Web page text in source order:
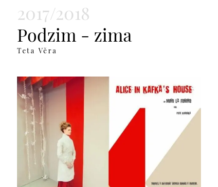
2017/2018
Podzim - zima
Teta Věra